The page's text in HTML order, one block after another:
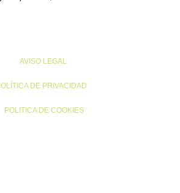
AVISO LEGAL
DE PRIVACIDAD
POLITICA DE COOKIES